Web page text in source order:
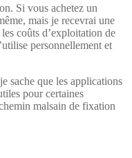
Si vous achetez un
mais je recevrai une
coûts d’exploitation de
personnellement et
sache que les applications
pour certaines
malsain de fixation